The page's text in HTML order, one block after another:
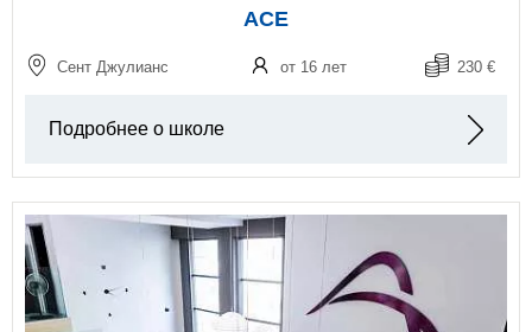
ACE
Сент Джулианс от 16 лет 230 €
Подробнее о школе